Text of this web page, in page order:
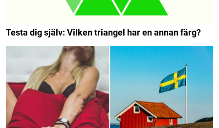
Testa dig själv: Vilken triangel har en annan färg?